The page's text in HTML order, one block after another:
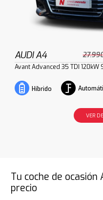
AUDI A4
Avant Advanced 35 TDI 120kW
Híbrido
VER
Tu coche de
precio